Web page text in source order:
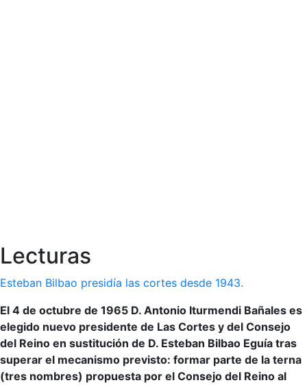
Lecturas
Esteban Bilbao presidía las cortes desde 1943.
El 4 de octubre de 1965 D. Antonio Iturmendi Bañales es
elegido nuevo presidente de Las Cortes y del Consejo
del Reino en sustitución de D. Esteban Bilbao Eguía tras
superar el mecanismo previsto: formar parte de la terna
(tres nombres) propuesta por el Consejo del Reino al